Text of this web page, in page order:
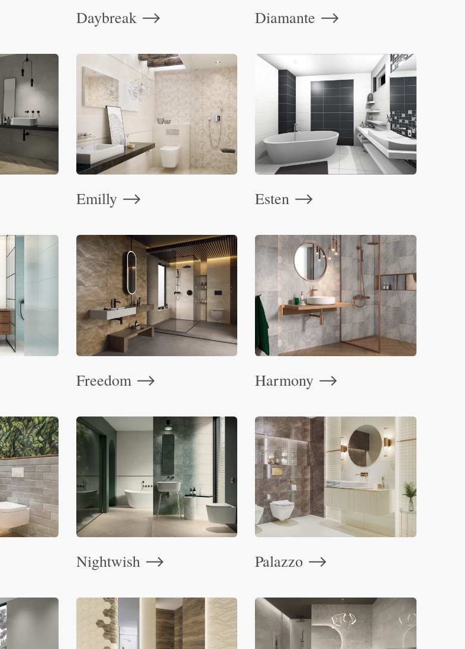
Daybreak ⟶ Diamante ⟶
Emilly ⟶ Esten ⟶
Freedom ⟶ Harmony ⟶
Nightwish ⟶ Palazzo ⟶